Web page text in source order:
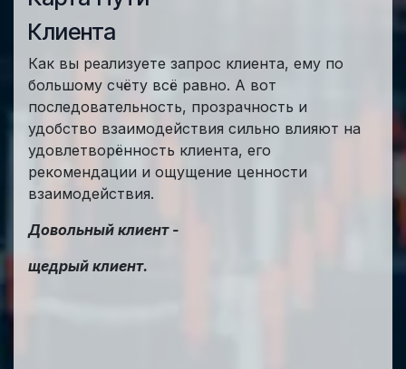
Клиента
Как вы реализуете запрос клиента, ему по
большому счёту всё равно. А вот
последовательность, прозрачность и
удобство взаимодействия сильно влияют на
удовлетворённость клиента, его
рекомендации и ощущение ценности
взаимодействия.
Довольный клиент -
щедрый клиент.